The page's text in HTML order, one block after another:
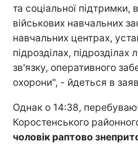
та соціальної підтримки,
військових навчальних
навчальних центрах,
підрозділах, підрозділах
зв'язку, оперативного
охорони", - йдеться в
Однак о 14:38,
Коростенського
чоловік раптово